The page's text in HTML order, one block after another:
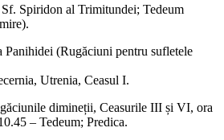
Spiridon al Trimitundei; Tedeum
Panihidei (Rugăciuni pentru sufletele
Utrenia, Ceasul I.
dimineții, Ceasurile III și VI, ora
– Tedeum; Predica.